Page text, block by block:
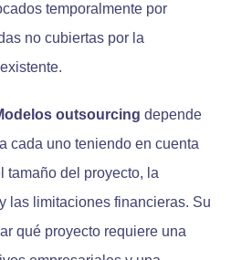
temporalmente por
no cubiertas por la
outsourcing depende
cada uno teniendo en cuenta
tamaño del proyecto, la
las limitaciones financieras. Su
qué proyecto requiere una